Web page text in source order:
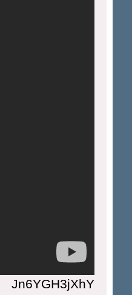
Jn6YGH3jXhY